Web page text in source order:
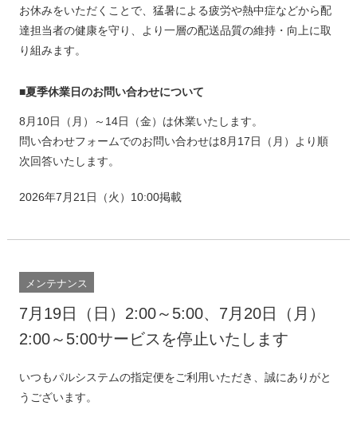
お休みをいただくことで、猛暑による疲労や熱中症などから配
達担当者の健康を守り、より一層の配送品質の維持・向上に取
り組みます。
■夏季休業日のお問い合わせについて
8月10日（月）～14日（金）は休業いたします。
問い合わせフォームでのお問い合わせは8月17日（月）より順
次回答いたします。
2026年7月21日（火）10:00掲載
メンテナンス
7月19日（日）2:00～5:00、7月20日（月）
2:00～5:00サービスを停止いたします
いつもパルシステムの指定便をご利用いただき、誠にありがと
うございます。